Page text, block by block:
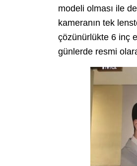
modeli olması ile
kameranın tek
çözünürlükte 6 inç
günlerde resmi